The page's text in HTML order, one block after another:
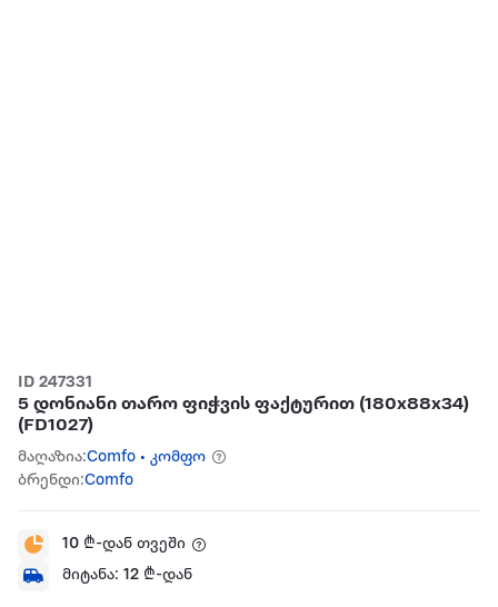
ID 247331
5 დონიანი თარო ფიჭვის ფაქტურით (180x88x34)
(FD1027)
მაღაზია:Comfo • კომფო
ბრენდი:Comfo
10 ₾-დან თვეში
მიტანა: 12 ₾-დან